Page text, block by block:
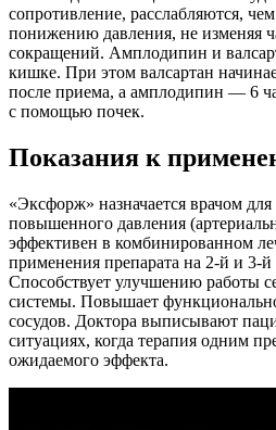
сопротивление, расслабляются,
понижению давления, не изменяя
сокращений. Амплодипин и
кишке. При этом валсартан
после приема, а амплодипин — 6
с помощью почек.
Показания к
«Эксфорж» назначается врачом
повышенного давления
эффективен в комбинированном
применения препарата на 2-й и 3-
Способствует улучшению работы
системы. Повышает
сосудов. Доктора выписывают
ситуациях, когда терапия одним
ожидаемого эффекта.